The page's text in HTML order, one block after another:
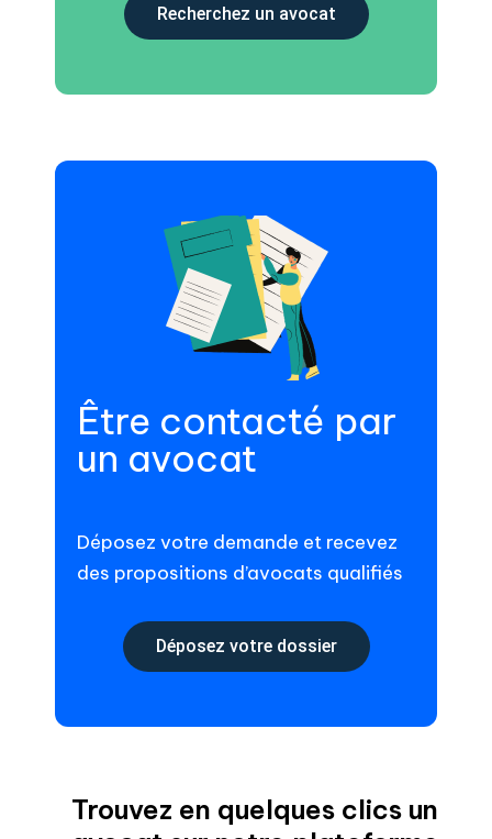
Recherchez un avocat
Être contacté par
un avocat
Déposez votre demande et recevez
des propositions d’avocats qualifiés
Déposez votre dossier
Trouvez en quelques clics un